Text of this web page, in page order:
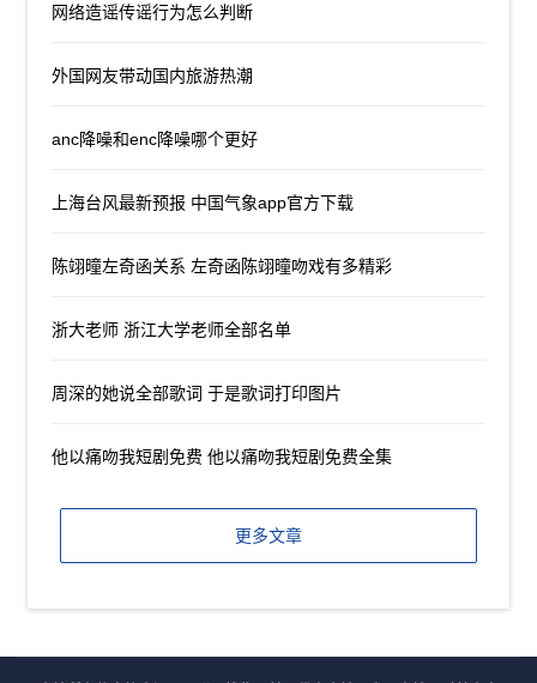
网络造谣传谣行为怎么判断
外国网友带动国内旅游热潮
anc降噪和enc降噪哪个更好
上海台风最新预报 中国气象app官方下载
陈翊曈左奇函关系 左奇函陈翊曈吻戏有多精彩
浙大老师 浙江大学老师全部名单
周深的她说全部歌词 于是歌词打印图片
他以痛吻我短剧免费 他以痛吻我短剧免费全集
更多文章